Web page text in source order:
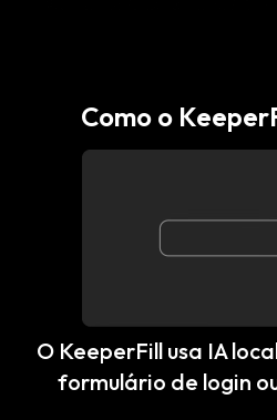
Como o
O KeeperFill usa IA
formulário de login